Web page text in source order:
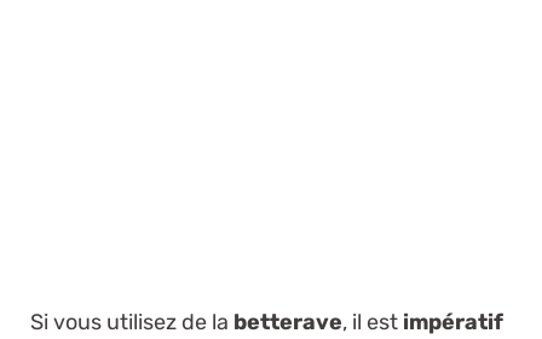
Si vous utilisez de la betterave, il est impératif